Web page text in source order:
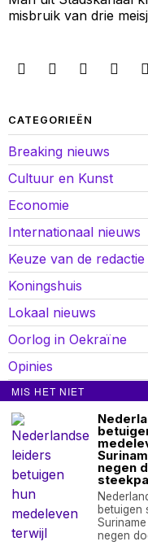
misbruik van drie
CATEGORIEËN
Breaking nieuws
Cultuur en Kunst
Economie
Internationaal nieuws
Keuze van de redactie
Koningshuis
Lokaal nieuws
Oorlog in Oekraïne
Opinies
Politiek
Sport
nieuwsimpuls.online
MIS HET NIET
negen
betuigen
negen